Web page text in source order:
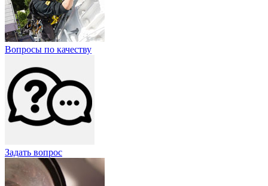
Вопросы по качеству
Задать вопрос